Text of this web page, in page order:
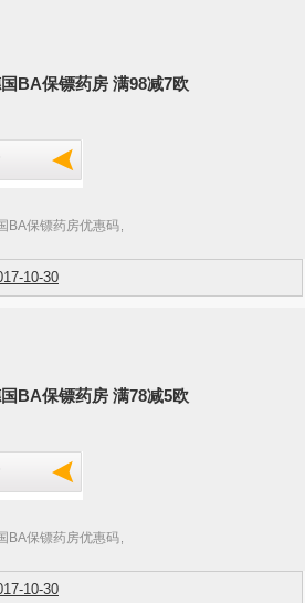
BA保镖药房 满98减7欧
BA保镖药房优惠码
10-30
BA保镖药房 满78减5欧
BA保镖药房优惠码,
10-30